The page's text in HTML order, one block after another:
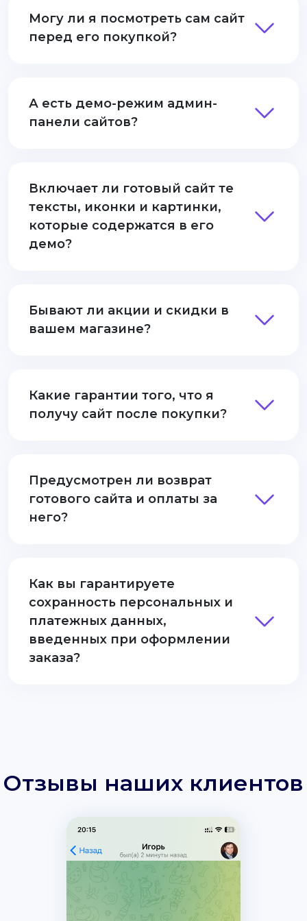
Могу ли я посмотреть сам сайт
перед его покупкой?
А есть демо-режим админ-
панели сайтов?
Включает ли готовый сайт те
тексты, иконки и картинки,
которые содержатся в его
демо?
Бывают ли акции и скидки в
вашем магазине?
Какие гарантии того, что я
получу сайт после покупки?
Предусмотрен ли возврат
готового сайта и оплаты за
него?
Как вы гарантируете
сохранность персональных и
платежных данных,
введенных при оформлении
заказа?
Отзывы наших клиентов